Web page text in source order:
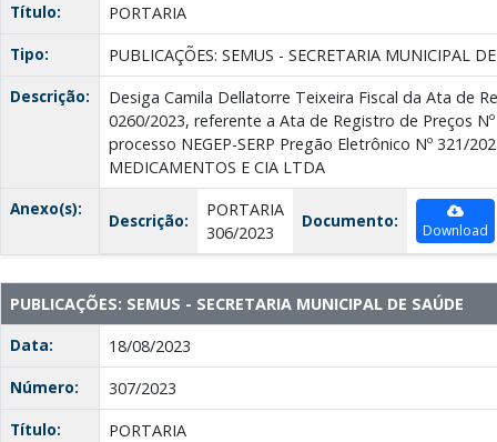
Título:
PORTARIA
Tipo:
PUBLICAÇÕES: SEMUS - SECRETARIA MUNICIPAL
Descrição:
Desiga Camila Dellatorre Teixeira Fiscal da Ata de
0260/2023, referente a Ata de Registro de Preços
processo NEGEP-SERP Pregão Eletrônico Nº 321/
MEDICAMENTOS E CIA LTDA
Anexo(s):
Descrição:
PORTARIA
306/2023
Documento: Download
PUBLICAÇÕES: SEMUS - SECRETARIA MUNICIPAL DE SAÚDE
Data:
18/08/2023
Número:
307/2023
Título:
PORTARIA